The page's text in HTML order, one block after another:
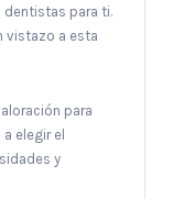
dentistas para ti.
vistazo a esta
para
elegir el
y